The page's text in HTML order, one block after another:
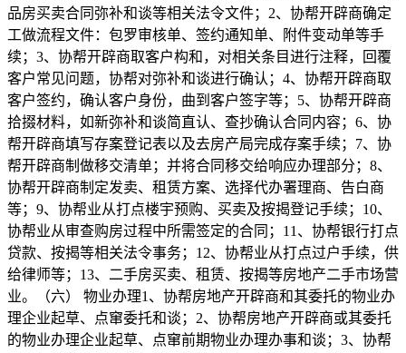
品房买卖合同弥补和谈等相关法令文件；2、协帮开辟商确定
工做流程文件：包罗审核单、签约通知单、附件变动单等手
续；3、协帮开辟商取客户构和，对相关条目进行注释，回覆
客户常见问题，协帮对弥补和谈进行确认；4、协帮开辟商取
客户签约，确认客户身份，曲到客户签字等；5、协帮开辟商
拾掇材料，如新弥补和谈简直认、查抄确认合同内容；6、协
帮开辟商填写存案登记表以及去房产局完成存案手续；7、协
帮开辟商制做移交清单；并将合同移交给响应办理部分；8、
协帮开辟商制定发卖、租赁方案、选择代办署理商、告白商
等；9、协帮业从打点楼宇预购、买卖及按揭登记手续；10、
协帮业从审查购房过程中所需签定的合同；11、协帮银行打点
贷款、按揭等相关法令事务；12、协帮业从打点过户手续，供
给律师等；13、二手房买卖、租赁、按揭等房地产二手市场营
业。（六） 物业办理1、协帮房地产开辟商和其委托的物业办
理企业起草、点窜委托和谈；2、协帮房地产开辟商或其委托
的物业办理企业起草、点窜前期物业办理办事和谈；3、协帮